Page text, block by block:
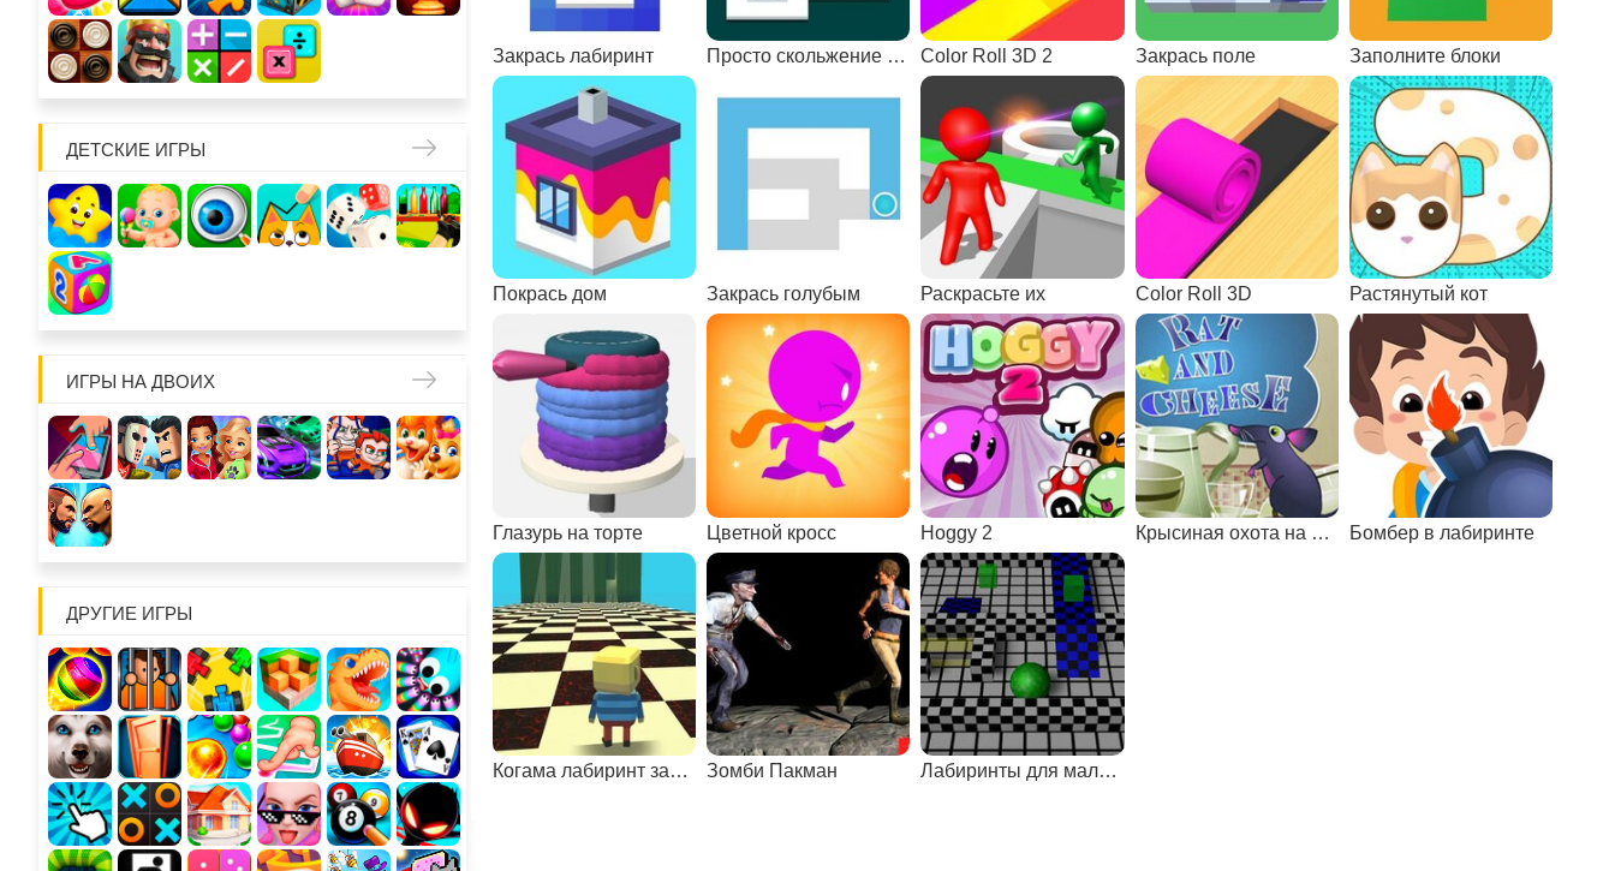
ДЕТСКИЕ ИГРЫ
ИГРЫ НА ДВОИХ
ДРУГИЕ ИГРЫ
Закрась лабиринт Просто скольжение ремастеринг Color Roll 3D 2 Закрась поле Заполните блоки
Покрась дом Закрась голубым Раскрасьте их Color Roll 3D Растянутый кот
Глазурь на торте Цветной кросс Hoggy 2 Крысиная охота на сыр Бомбер в лабиринте
Когама лабиринт замка Зомби Пакман Лабиринты для мальчиков